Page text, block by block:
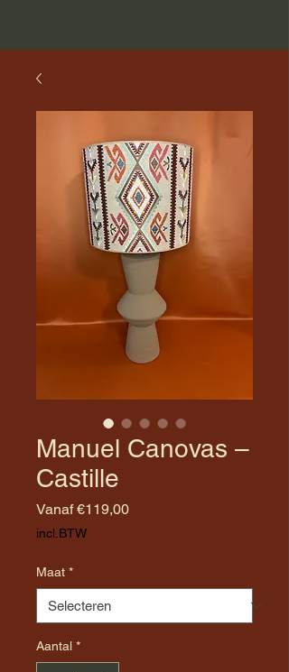
Manuel Canovas –
Castille
Vanaf€119,00Verkoopprijs
incl.BTW
Maat *
Aantal *